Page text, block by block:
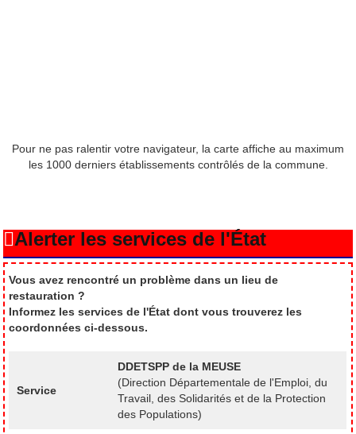
Pour ne pas ralentir votre navigateur, la carte affiche au maximum
les 1000 derniers établissements contrôlés de la commune.
Alerter les services de l'État
Vous avez rencontré un problème dans un lieu de
restauration ?
Informez les services de l'État dont vous trouverez les
coordonnées ci-dessous.
Service
DDETSPP de la MEUSE
(Direction Départementale de l'Emploi, du
Travail, des Solidarités et de la Protection
des Populations)